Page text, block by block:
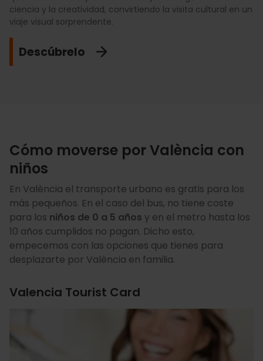
ciencia y la creatividad, convirtiendo la visita cultural en un
viaje visual sorprendente.
Descúbrelo
forma dinámica, con una ambientación que envuelve por
completo los sentidos.
Quiero verlo
más pequeños se queden boquiabiertos ante la danza de
luces y colores sobre la gran cúpula.
No te lo pierdas
Cómo moverse por València con
niños
En València el transporte urbano es gratis para los
más pequeños. En el caso del bus, no tiene coste
para los niños de 0 a 5 años y en el metro hasta los
10 años cumplidos no pagan. Dicho esto,
empecemos con las opciones que tienes para
desplazarte por València en familia.
Valencia Tourist Card